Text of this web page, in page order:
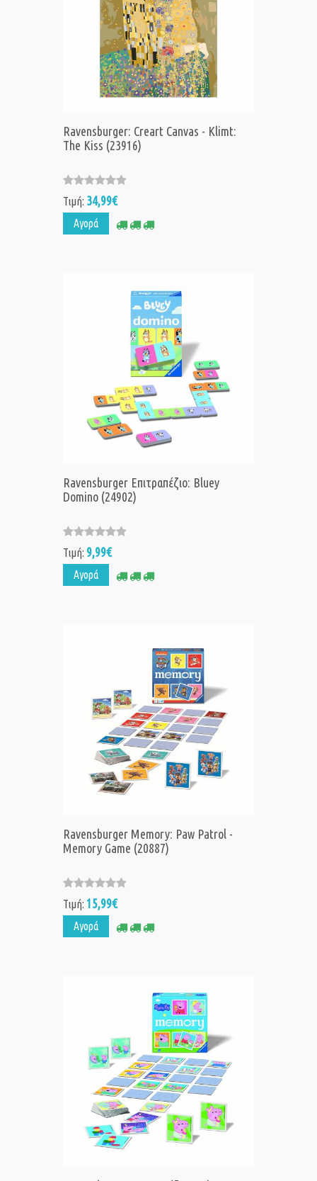
Ravensburger: Creart Canvas - Klimt:
The Kiss (23916)
Τιμή: 34,99€
Αγορά
Ravensburger Επιτραπέζιο: Bluey
Domino (24902)
Τιμή: 9,99€
Αγορά
Ravensburger Memory: Paw Patrol -
Memory Game (20887)
Τιμή: 15,99€
Αγορά